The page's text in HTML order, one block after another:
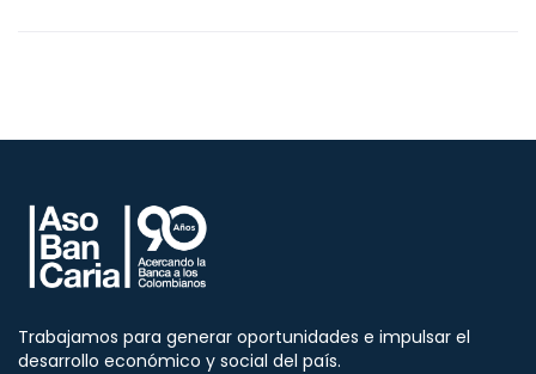
Trabajamos para generar oportunidades e impulsar el
desarrollo económico y social del país.